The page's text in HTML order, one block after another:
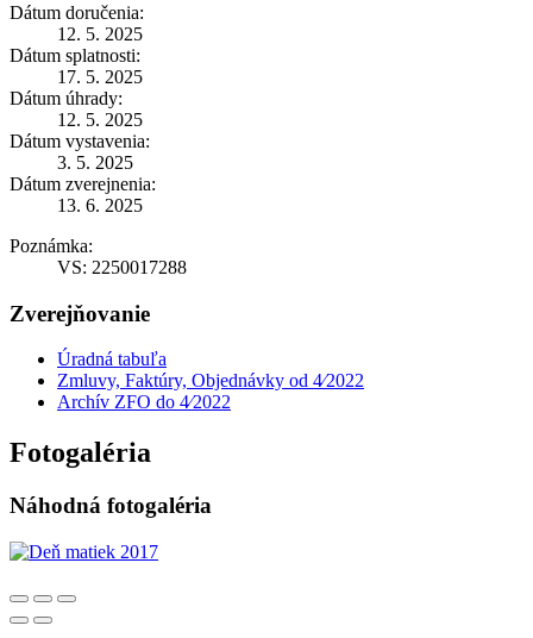
Dátum doručenia:
12. 5. 2025
Dátum splatnosti:
17. 5. 2025
Dátum úhrady:
12. 5. 2025
Dátum vystavenia:
3. 5. 2025
Dátum zverejnenia:
13. 6. 2025
Poznámka:
VS: 2250017288
Zverejňovanie
Úradná tabuľa
Zmluvy, Faktúry, Objednávky od 4⁄2022
Archív ZFO do 4⁄2022
Fotogaléria
Náhodná fotogaléria